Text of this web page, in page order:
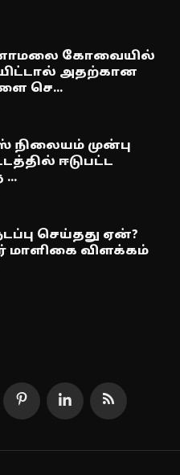
கோவையில்
அதற்கான
செ...
நிலையம் முன்பு
ஈடுபட்ட
செய்தது ஏன்?
மாளிகை விளக்கம்